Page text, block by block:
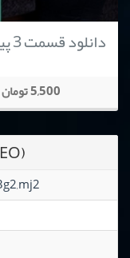
دانلود قسمت 3 پیشگو با کیفیت 1080
5,500 تومان